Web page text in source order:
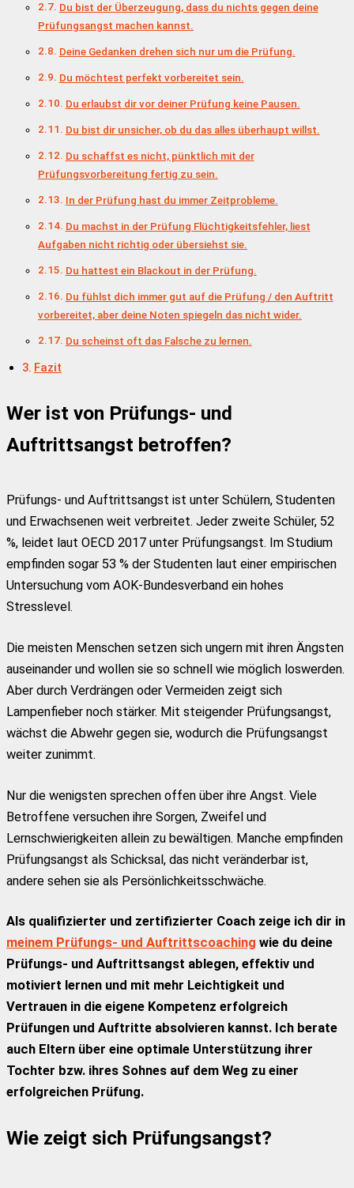
Du bist der Überzeugung, dass du nichts gegen deine
Prüfungsangst machen kannst.
Deine Gedanken drehen sich nur um die Prüfung.
Du möchtest perfekt vorbereitet sein.
Du erlaubst dir vor deiner Prüfung keine Pausen.
Du bist dir unsicher, ob du das alles überhaupt willst.
Du schaffst es nicht, pünktlich mit der
Prüfungsvorbereitung fertig zu sein.
In der Prüfung hast du immer Zeitprobleme.
Du machst in der Prüfung Flüchtigkeitsfehler, liest
Aufgaben nicht richtig oder übersiehst sie.
Du hattest ein Blackout in der Prüfung.
Du fühlst dich immer gut auf die Prüfung / den Auftritt
vorbereitet, aber deine Noten spiegeln das nicht wider.
Du scheinst oft das Falsche zu lernen.
Fazit
Wer ist von Prüfungs- und
Auftrittsangst betroffen?
Prüfungs- und Auftrittsangst ist unter Schülern, Studenten
und Erwachsenen weit verbreitet. Jeder zweite Schüler, 52
%, leidet laut OECD 2017 unter Prüfungsangst. Im Studium
empfinden sogar 53 % der Studenten laut einer empirischen
Untersuchung vom AOK-Bundesverband ein hohes
Stresslevel.
Die meisten Menschen setzen sich ungern mit ihren Ängsten
auseinander und wollen sie so schnell wie möglich loswerden.
Aber durch Verdrängen oder Vermeiden zeigt sich
Lampenfieber noch stärker. Mit steigender Prüfungsangst,
wächst die Abwehr gegen sie, wodurch die Prüfungsangst
weiter zunimmt.
Nur die wenigsten sprechen offen über ihre Angst. Viele
Betroffene versuchen ihre Sorgen, Zweifel und
Lernschwierigkeiten allein zu bewältigen. Manche empfinden
Prüfungsangst als Schicksal, das nicht veränderbar ist,
andere sehen sie als Persönlichkeitsschwäche.
Als qualifizierter und zertifizierter Coach zeige ich dir in
meinem Prüfungs- und Auftrittscoaching wie du deine
Prüfungs- und Auftrittsangst ablegen, effektiv und
motiviert lernen und mit mehr Leichtigkeit und
Vertrauen in die eigene Kompetenz erfolgreich
Prüfungen und Auftritte absolvieren kannst. Ich berate
auch Eltern über eine optimale Unterstützung ihrer
Tochter bzw. ihres Sohnes auf dem Weg zu einer
erfolgreichen Prüfung.
Wie zeigt sich Prüfungsangst?